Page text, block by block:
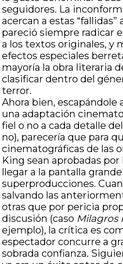
seguidores. La
acercan a estas
pareció siempre radicar
a los textos originales, y
efectos especiales
mayoría la obra literaria
clasificar dentro del
terror.
Ahora bien, escapándole
una adaptación
fiel o no a cada detalle
no), parecería que para
cinematográficas de las
King sean aprobadas
llegar a la pantalla
superproducciones.
salvando las
otras que por pericia
discusión (caso Milagros
ejemplo), la crítica es
espectador concurre a
sobrada confianza.